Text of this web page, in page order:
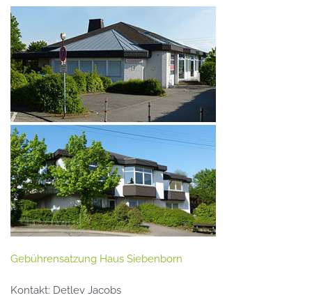
Gebührensatzung Haus Siebenborn
Kontakt: Detlev Jacobs